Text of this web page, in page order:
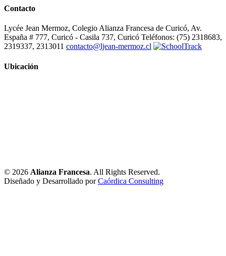
Contacto
Lycée Jean Mermoz, Colegio Alianza Francesa de Curicó, Av.
España # 777, Curicó - Casila 737, Curicó Teléfonos: (75) 2318683,
2319337, 2313011 contacto@ljean-mermoz.cl
Ubicación
© 2026 Alianza Francesa. All Rights Reserved.
Diseñado y Desarrollado porCaórdica Consulting